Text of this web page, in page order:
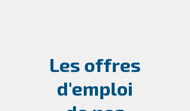
Les offres
d'emploi